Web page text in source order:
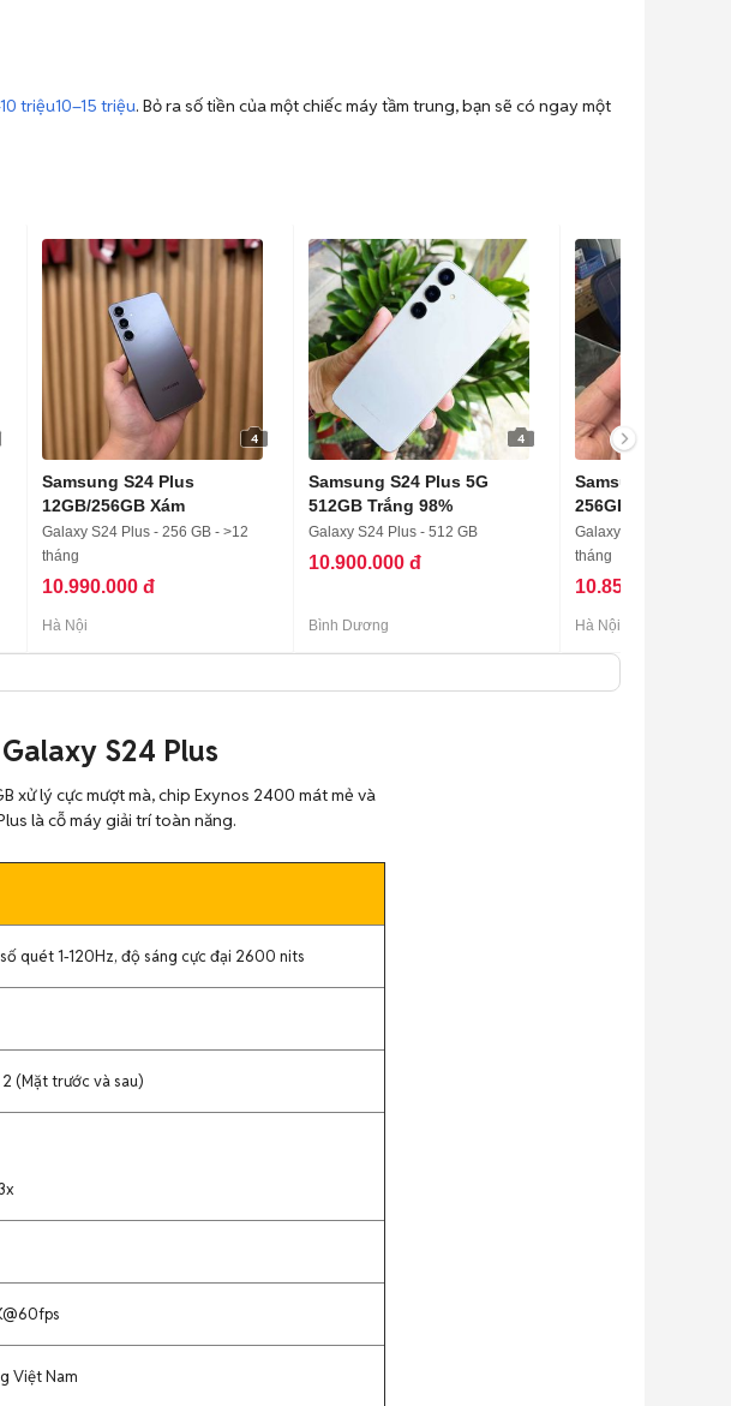
triệu10–15 triệu. Bỏ ra số tiền của một chiếc máy tầm trung, bạn sẽ có ngay một
4
Samsung S24 Plus
12GB/256GB Xám
Galaxy S24 Plus - 256 GB - >12
tháng
10.990.000 đ
Hà Nội
4
Samsung S24 Plus 5G
512GB Trắng 98%
Galaxy S24 Plus - 512 GB
10.900.000 đ
Bình Dương
Samsung Galaxy
256GB chính
Galaxy S24 Plus - 256
tháng
10.850.000 đ
Hà Nội
S24 Plus
xử lý cực mượt mà, chip Exynos 2400 mát mẻ và
là cỗ máy giải trí toàn năng.
quét 1-120Hz, độ sáng cực đại 2600 nits
(Mặt trước và sau)
Việt Nam